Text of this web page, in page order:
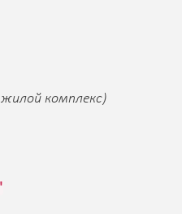
комплекс)